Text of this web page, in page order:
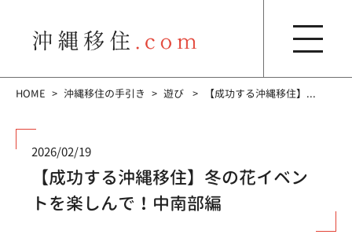
HOME 沖縄移住の手引き 遊び 【成功する沖縄移住】...
2026/02/19
【成功する沖縄移住】冬の花イベン
トを楽しんで！中南部編